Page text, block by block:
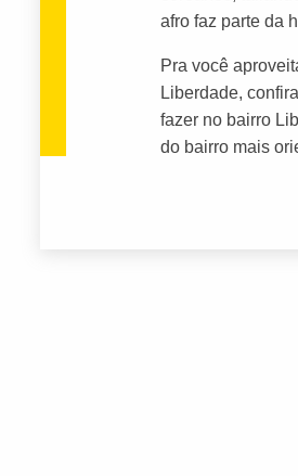
afro faz parte da
Pra você
Liberdade,
fazer no bairro
do bairro mais